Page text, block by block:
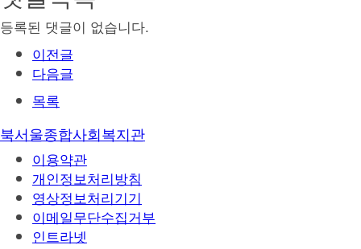
등록된 댓글이 없습니다.
이전글
다음글
목록
북서울종합사회복지관
이용약관
개인정보처리방침
영상정보처리기기
이메일무단수집거부
인트라넷